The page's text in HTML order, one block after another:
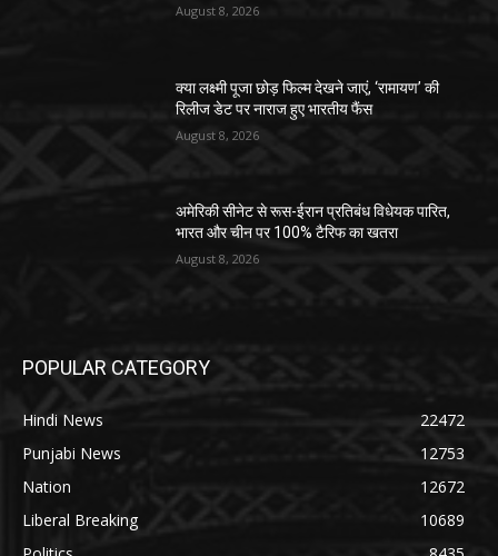
August 8, 2026
क्या लक्ष्मी पूजा छोड़ फिल्म देखने जाएं, ‘रामायण’ की
रिलीज डेट पर नाराज हुए भारतीय फैंस
August 8, 2026
अमेरिकी सीनेट से रूस-ईरान प्रतिबंध विधेयक पारित,
भारत और चीन पर 100% टैरिफ का खतरा
August 8, 2026
POPULAR CATEGORY
Hindi News
22472
Punjabi News
12753
Nation
12672
Liberal Breaking
10689